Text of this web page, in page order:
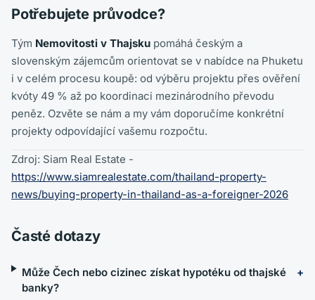
Potřebujete průvodce?
Tým Nemovitosti v Thajsku pomáhá českým a
slovenským zájemcům orientovat se v nabídce na Phuketu
i v celém procesu koupě: od výběru projektu přes ověření
kvóty 49 % až po koordinaci mezinárodního převodu
peněz. Ozvěte se nám a my vám doporučíme konkrétní
projekty odpovídající vašemu rozpočtu.
Zdroj: Siam Real Estate -
https://www.siamrealestate.com/thailand-property-
news/buying-property-in-thailand-as-a-foreigner-2026
Časté dotazy
Může Čech nebo cizinec získat hypotéku od thajské
banky?